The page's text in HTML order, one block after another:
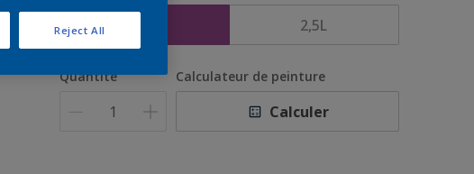
2,5L
Quantité Calculateur de peinture
Calculer
Reject All